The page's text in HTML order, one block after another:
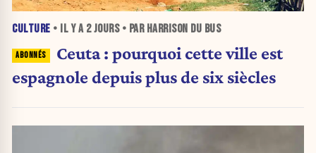
CULTURE • IL Y A 2 JOURS• PAR HARRISON DU BUS
Ceuta : pourquoi cette ville est
espagnole depuis plus de six siècles